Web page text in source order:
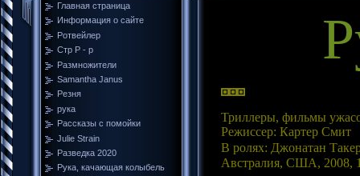
Главная страница
Информация о сайте
Ротвейлер
Стр Р - р
Размножители
Samantha Janus
Резня
рука
Рассказы с помойки
Julie Strain
Разведка 2020
Рука, качающая колыбель
Триллеры, фильмы
Режиссер: Картер Смит
В ролях: Джонатан
Австралия, США, 2008,